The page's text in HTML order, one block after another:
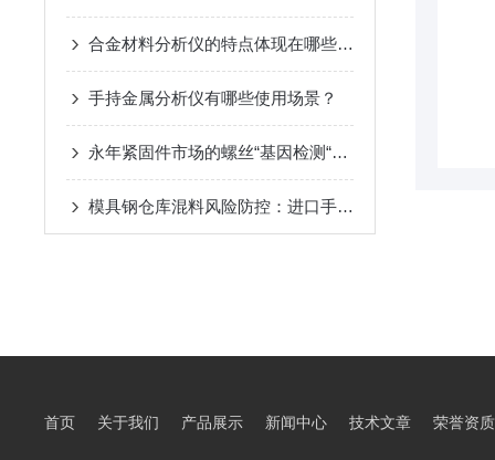
合金材料分析仪的特点体现在哪些方面？
手持金属分析仪有哪些使用场景？
永年紧固件市场的螺丝“基因检测“，光谱枪专治各种“混血“
模具钢仓库混料风险防控：进口手持XRF对H13与Cr12MoV的快速甄别
首页 关于我们 产品展示 新闻中心 技术文章 荣誉资质